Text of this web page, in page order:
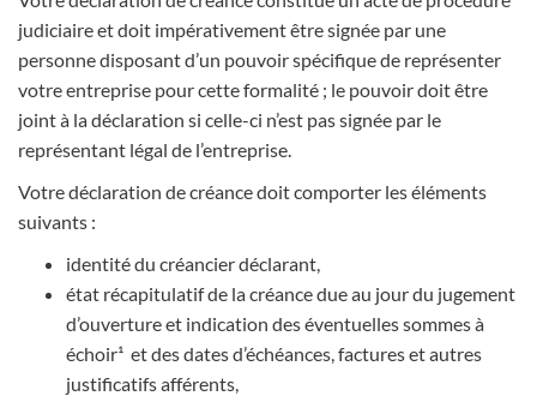
judiciaire et doit impérativement être signée par une
personne disposant d’un pouvoir spécifique de représenter
votre entreprise pour cette formalité ; le pouvoir doit être
joint à la déclaration si celle-ci n’est pas signée par le
représentant légal de l’entreprise.
Votre déclaration de créance doit comporter les éléments
suivants :
identité du créancier déclarant,
état récapitulatif de la créance due au jour du jugement
d’ouverture et indication des éventuelles sommes à
échoir¹ et des dates d’échéances, factures et autres
justificatifs afférents,